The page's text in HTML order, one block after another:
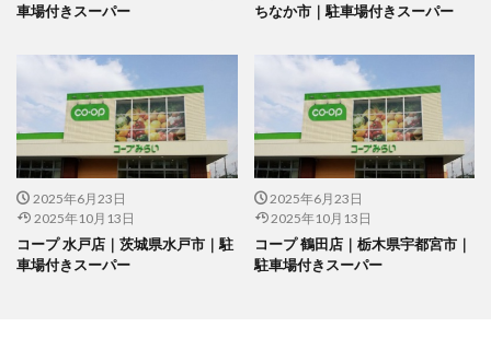
車場付きスーパー
ちなか市｜駐車場付きスーパー
2025年6月23日
2025年10月13日
コープ 水戸店｜茨城県水戸市｜駐
車場付きスーパー
2025年6月23日
2025年10月13日
コープ 鶴田店｜栃木県宇都宮市｜
駐車場付きスーパー